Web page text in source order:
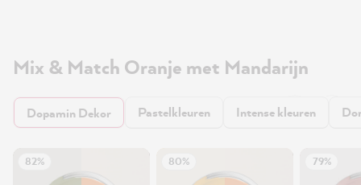
Mix & Match Oranje met Mandarijn
Dopamin Dekor Pastelkleuren Intense kleuren
82% 80% 79%